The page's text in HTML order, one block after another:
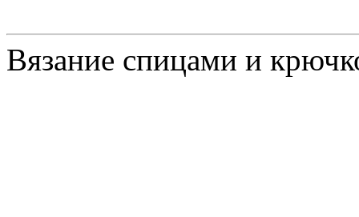
Вязание спицами и